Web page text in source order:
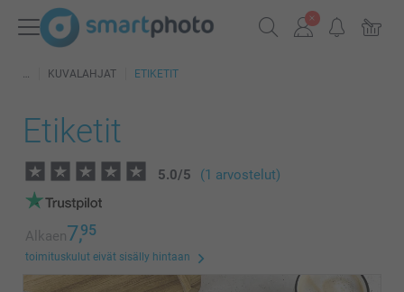
KUVALAHJAT ETIKETIT
Etiketit
5.0/5 (1 arvostelut)
Alkaen7,95
toimituskulut eivät sisälly hintaan